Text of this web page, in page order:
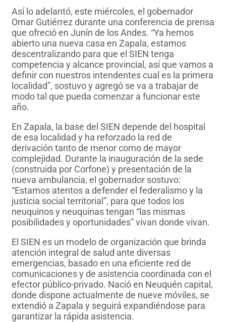
Así lo adelantó, este miércoles, el gobernador
Omar Gutiérrez durante una conferencia de prensa
que ofreció en Junín de los Andes. “Ya hemos
abierto una nueva casa en Zapala, estamos
descentralizando para que el SIEN tenga
competencia y alcance provincial, así que vamos a
definir con nuestros intendentes cual es la primera
localidad”, sostuvo y agregó se va a trabajar de
modo tal que pueda comenzar a funcionar este
año.
En Zapala, la base del SIEN depende del hospital
de esa localidad y ha reforzado la red de
derivación tanto de menor como de mayor
complejidad. Durante la inauguración de la sede
(construida por Corfone) y presentación de la
nueva ambulancia, el gobernador sostuvo:
“Estamos atentos a defender el federalismo y la
justicia social territorial”, para que todos los
neuquinos y neuquinas tengan “las mismas
posibilidades y oportunidades” vivan donde vivan.
El SIEN es un modelo de organización que brinda
atención integral de salud ante diversas
emergencias, basado en una eficiente red de
comunicaciones y de asistencia coordinada con el
efector público-privado. Nació en Neuquén capital,
donde dispone actualmente de nueve móviles, se
extendió a Zapala y seguirá expandiéndose para
garantizar la rápida asistencia.